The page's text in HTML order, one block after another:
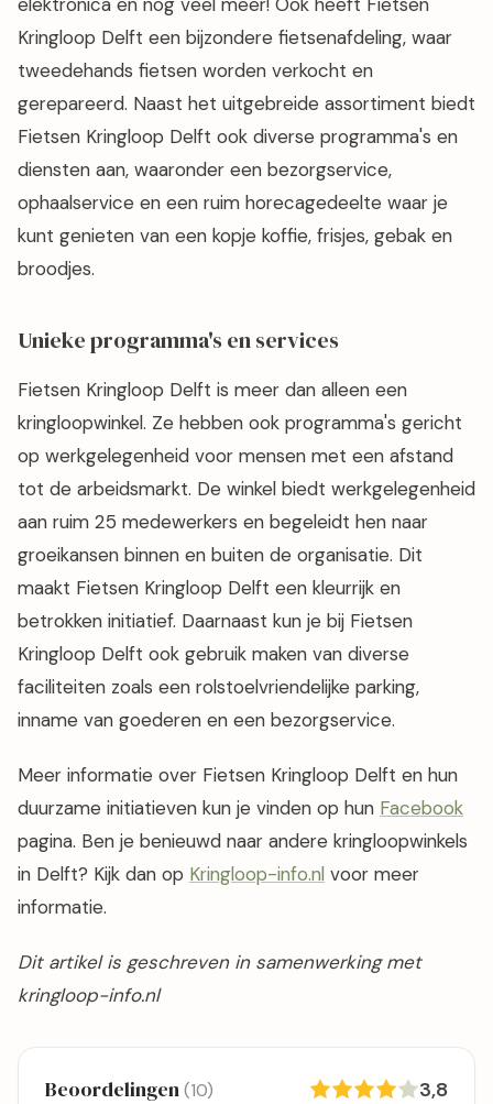
Kringloop Delft een bijzondere fietsenafdeling, waar
tweedehands fietsen worden verkocht en
gerepareerd. Naast het uitgebreide assortiment biedt
Fietsen Kringloop Delft ook diverse programma's en
diensten aan, waaronder een bezorgservice,
ophaalservice en een ruim horecagedeelte waar je
kunt genieten van een kopje koffie, frisjes, gebak en
broodjes.
Unieke programma's en services
Fietsen Kringloop Delft is meer dan alleen een
kringloopwinkel. Ze hebben ook programma's gericht
op werkgelegenheid voor mensen met een afstand
tot de arbeidsmarkt. De winkel biedt werkgelegenheid
aan ruim 25 medewerkers en begeleidt hen naar
groeikansen binnen en buiten de organisatie. Dit
maakt Fietsen Kringloop Delft een kleurrijk en
betrokken initiatief. Daarnaast kun je bij Fietsen
Kringloop Delft ook gebruik maken van diverse
faciliteiten zoals een rolstoelvriendelijke parking,
inname van goederen en een bezorgservice.
Meer informatie over Fietsen Kringloop Delft en hun
duurzame initiatieven kun je vinden op hun Facebook
pagina. Ben je benieuwd naar andere kringloopwinkels
in Delft? Kijk dan op Kringloop-info.nl voor meer
informatie.
Dit artikel is geschreven in samenwerking met
kringloop-info.nl
Beoordelingen(10) 3,8